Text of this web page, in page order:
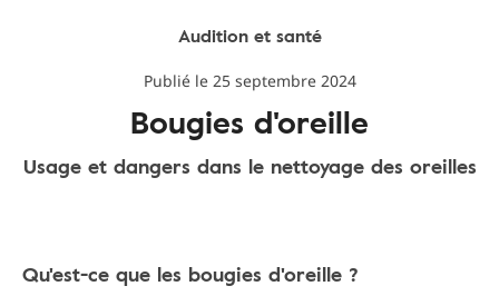
Audition et santé
Publié le 25 septembre 2024
Bougies d'oreille
Usage et dangers dans le nettoyage des oreilles
Qu'est-ce que les bougies d'oreille ?